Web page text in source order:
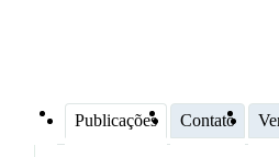
Publicações Contato